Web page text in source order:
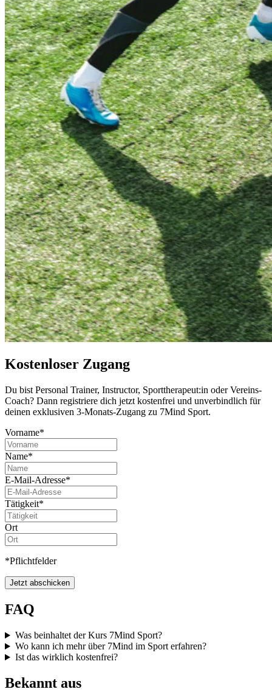
Kostenloser Zugang
Du bist Per­so­nal Trai­ner, Instruc­tor, Sport­the­ra­peut:in oder Ver­eins-
Coach? Dann regis­triere dich jetzt kos­ten­frei und unver­bind­lich für
deinen exklu­si­ven 3-Monats-Zugang zu 7Mind Sport.
Vorname*
Name*
E-Mail-Adresse*
Tätigkeit*
Ort
*Pflichtfelder
Jetzt abschicken
FAQ
Was beinhaltet der Kurs 7Mind Sport?
Wo kann ich mehr über 7Mind im Sport erfahren?
Ist das wirklich kostenfrei?
Bekannt aus